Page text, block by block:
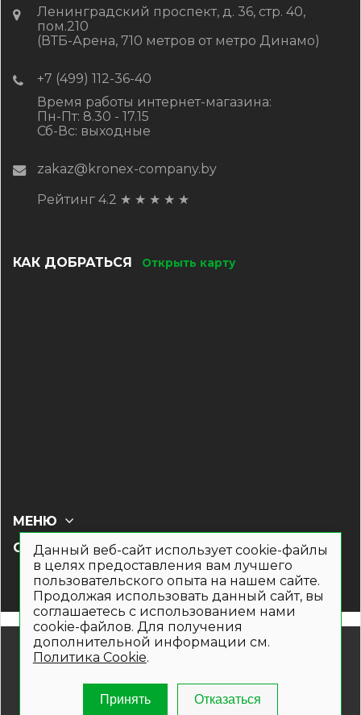
Ленинградский проспект, д. 36, стр. 40,
пом.210
(ВТБ-Арена, 710 метров от метро Динамо)
+7 (499) 112-36-40
Время работы интернет-магазина:
Пн-Пт: 8.30 - 17.15
Сб-Вс: выходные
zakaz@kronex-company.by
Рейтинг 4.2 ★ ★ ★ ★ ★
КАК ДОБРАТЬСЯ Открыть карту
СОЦ СЕТИ
МЕНЮ
© 2019- 2026. Общество с ограниченной ответственностью
подробной информации о наличии и стоимости указанных
Данный веб-сайт использует cookie-файлы
в целях предоставления вам лучшего
пользовательского опыта на нашем сайте.
Продолжая использовать данный сайт, вы
соглашаетесь с использованием нами
cookie-файлов. Для получения
дополнительной информации см.
Политика Cookie.
Принять Отказаться